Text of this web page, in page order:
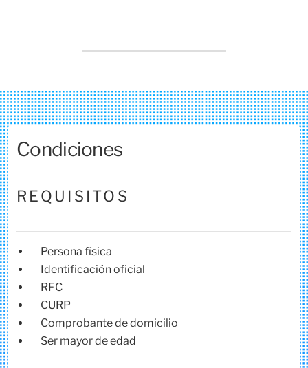
Condiciones
REQUISITOS
Persona física
Identificación oficial
RFC
CURP
Comprobante de domicilio
Ser mayor de edad